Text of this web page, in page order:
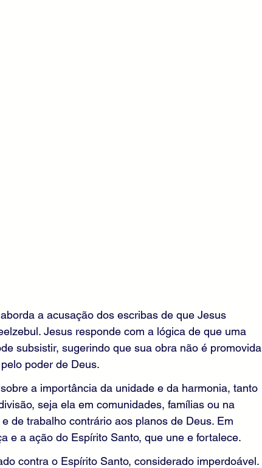
a acusação dos escribas de que Jesus
Jesus responde com a lógica de que uma
subsistir, sugerindo que sua obra não é promovida
poder de Deus.
a importância da unidade e da harmonia, tanto
seja ela em comunidades, famílias ou na
de trabalho contrário aos planos de Deus. Em
e a ação do Espírito Santo, que une e fortalece.
contra o Espírito Santo, considerado imperdoável.